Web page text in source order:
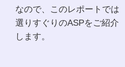
なので、このレポートでは
選りすぐりのASPをご紹介
します。